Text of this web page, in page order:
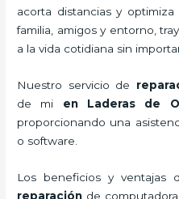
acorta distancias y
familia, amigos y entorno,
a la vida cotidiana sin
Nuestro servicio de
de mi en Laderas de
proporcionando una
o software.
Los beneficios y ventajas
reparación de